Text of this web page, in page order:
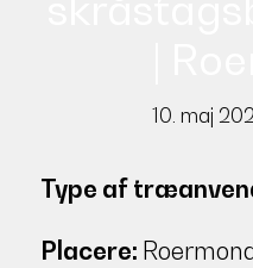
10. maj
Type af
Placere: Roermond